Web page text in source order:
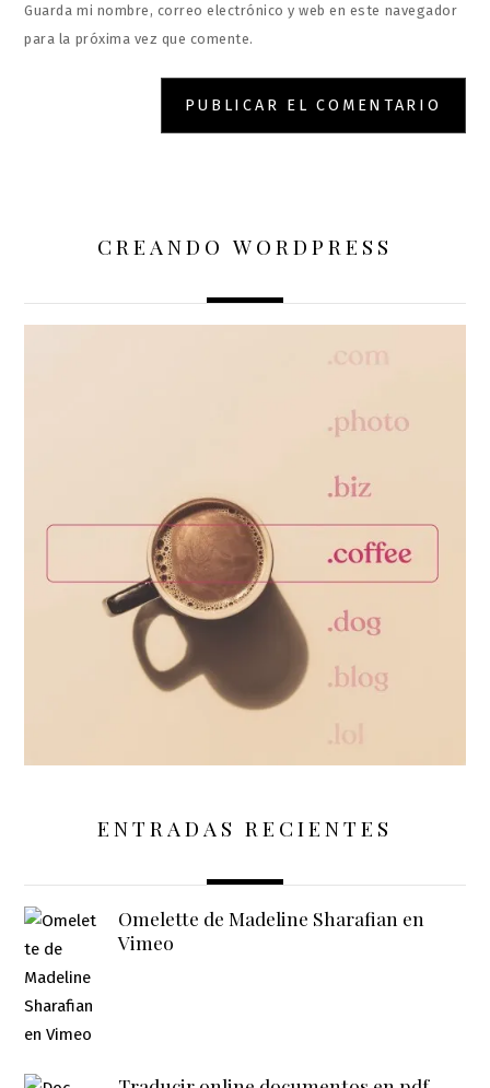
Guarda mi nombre, correo electrónico y web en este navegador
para la próxima vez que comente.
CREANDO WORDPRESS
ENTRADAS RECIENTES
Omelette de Madeline Sharafian en
Vimeo